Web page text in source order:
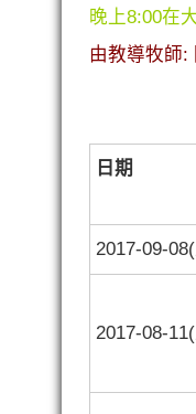
晚上8:00在
由教導牧師:
日期
2017-09-
2017-08-